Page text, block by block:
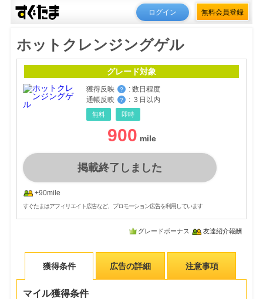
ログイン 無料会員登録
ホットクレンジングゲル
グレード対象
獲得反映 ？ : 数日程度
通帳反映
？ : ３日以内
無料 即時
900
掲載終了しました
+90mile
すぐたまはアフィリエイト広告など、プロモーション広告を利用しています
グレードボーナス 友達紹介報酬
獲得条件 広告の詳細 注意事項
マイル獲得条件